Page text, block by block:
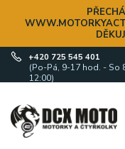
+420 725 545 401
(Po-Pá, 9-17 hod. - So
12:00)